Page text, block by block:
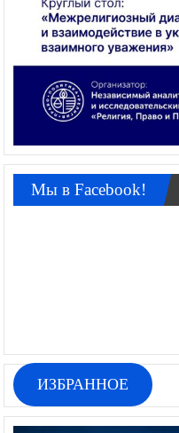
Мы в Facebook!
ИЗБРАННОЕ